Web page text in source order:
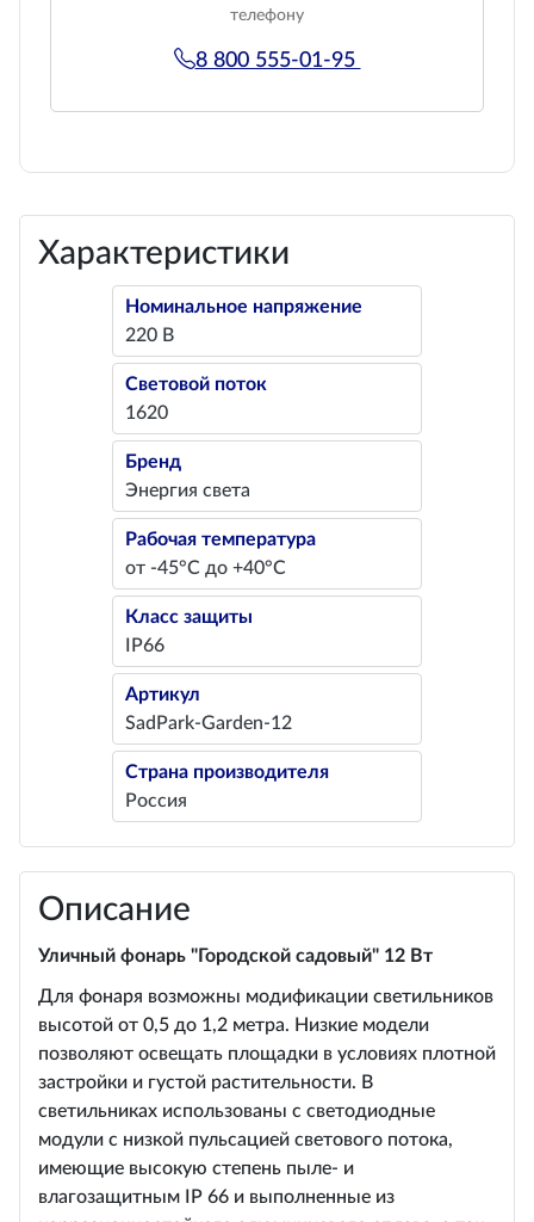
телефону
8 800 555-01-95
Характеристики
Номинальное напряжение
220 В
Световой поток
1620
Бренд
Энергия света
Рабочая температура
от -45°С до +40°С
Класс защиты
IP66
Артикул
SadPark-Garden-12
Страна производителя
Россия
Описание
Уличный фонарь "Городской садовый" 12 Вт
Для фонаря возможны модификации светильников
высотой от 0,5 до 1,2 метра. Низкие модели
позволяют освещать площадки в условиях плотной
застройки и густой растительности. В
светильниках использованы с светодиодные
модули с низкой пульсацией светового потока,
имеющие высокую степень пыле- и
влагозащитным IP 66 и выполненные из